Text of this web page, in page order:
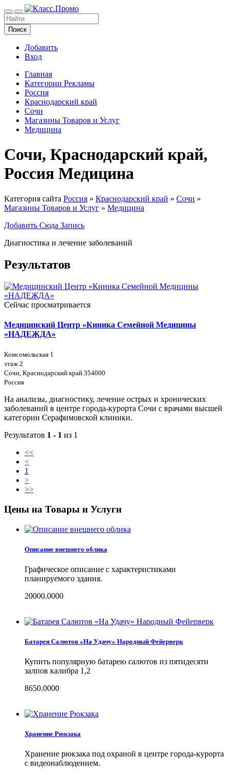
Поиск
Добавить
Вход
Главная
Категории Рекламы
Россия
Краснодарский край
Сочи
Магазины Товаров и Услуг
Медицина
Сочи, Краснодарский край,
Россия Медицина
Категория сайта Россия » Краснодарский край » Сочи »
Магазины Товаров и Услуг » Медицина
Добавить Сюда Запись
Диагностика и лечение заболеваний
Результатов
Сейчас просматривается
Медицинский Центр «Киника Семейной Медицины
«НАДЕЖДА»
Комсомольская 1
этаж 2
Сочи, Краснодарский край 354000
Россия
На анализы, диагностику, лечение острых и хронических
заболеваний в центре города-курорта Сочи с врачами высшей
категории Серафимовской клиники.
Результатов 1 - 1 из 1
<<
<
1
>
>>
Цены на Товары и Услуги
Описание внешнего облика
Графическое описание с характеристиками
планируемого здания.
20000.0000
Батарея Салютов «На Удачу» Народный Фейерверк
Купить популярную батарею салютов из пятидесяти
залпов калибра 1,2
8650.0000
Хранение Рюкзака
Хранение рюкзака под охраной в центре города-курорта
с видеонаблюдением.